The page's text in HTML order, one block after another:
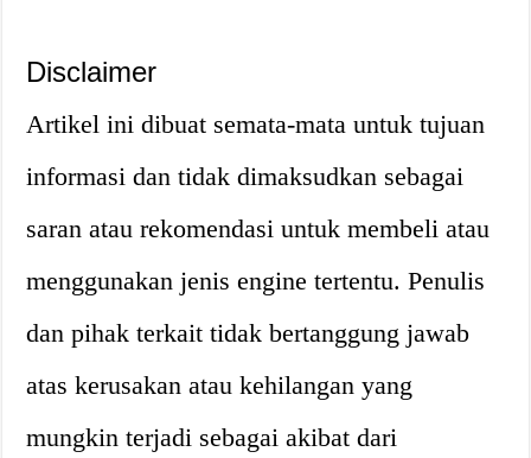
Disclaimer
Artikel ini dibuat semata-mata untuk tujuan
informasi dan tidak dimaksudkan sebagai
saran atau rekomendasi untuk membeli atau
menggunakan jenis engine tertentu. Penulis
dan pihak terkait tidak bertanggung jawab
atas kerusakan atau kehilangan yang
mungkin terjadi sebagai akibat dari